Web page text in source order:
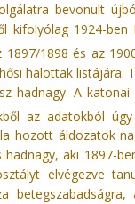
bevonult
kifolyólag 1924-ben
1898 és az
halottak listájára.
hadnagy. A
az adatokból
hozott áldozatok
aki 1897-
elvégezve